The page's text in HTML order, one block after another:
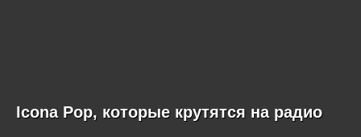
Icona Pop, которые крутятся на радио